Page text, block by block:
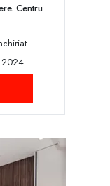
Centru
2024